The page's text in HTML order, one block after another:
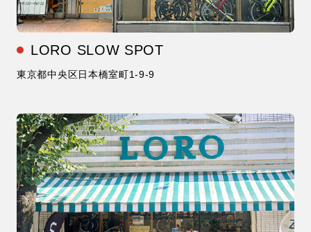
LORO SLOW SPOT
東京都中央区日本橋室町1-9-9